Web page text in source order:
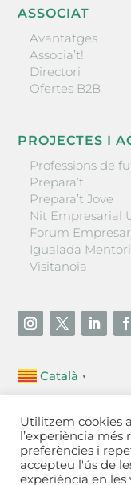
ASSOCIAT
Avantatges
Associa’t!
Directori
Ofertes B2B
PROJECTES I
Professions de
Prepara’t
Prepara’t Jove
Nit Empresarial
Forum
Igualada
Visitanoia
Català ▼
Unió Empresarial
Ctra. de Manresa,
Tel 93 805 22 92
Utilitzem cookies
l’experiència més
preferències i
accepteu l'ús de
experiència en les